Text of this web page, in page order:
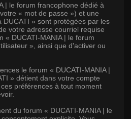
| le forum francophone dédié à
« mot de passe ») et une
» sont protégées par les
votre adresse courriel requise
« DUCATI-MANIA | le forum
», ainsi que d'activer ou
le forum « DUCATI-MANIA |
» détient dans votre compte
préférences à tout moment
du forum « DUCATI-MANIA | le